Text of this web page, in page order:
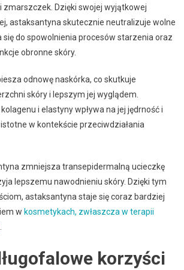
zmarszczek. Dzięki swojej wyjątkowej
astaksantyna skutecznie neutralizuje wolne
się do spowolnienia procesów starzenia oraz
obronne skóry.
odnowę naskórka, co skutkuje
skóry i lepszym jej wyglądem.
i elastyny wpływa na jej jędrność i
w kontekście przeciwdziałania
zmniejsza transepidermalną ucieczkę
lepszemu nawodnieniu skóry. Dzięki tym
astaksantyna staje się coraz bardziej
w kosmetykach, zwłaszcza w terapii
korzyści